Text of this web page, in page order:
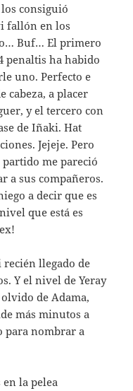
los consiguió
fallón en los
Buf… El primero
penaltis ha habido
uno. Perfecto e
cabeza, a placer
y el tercero con
de Iñaki. Hat
Jejeje. Pero
me pareció
a sus compañeros.
a decir que es
que está es
recién llegado de
Y el nivel de Yeray
de Adama,
más minutos a
para nombrar a
en la pelea